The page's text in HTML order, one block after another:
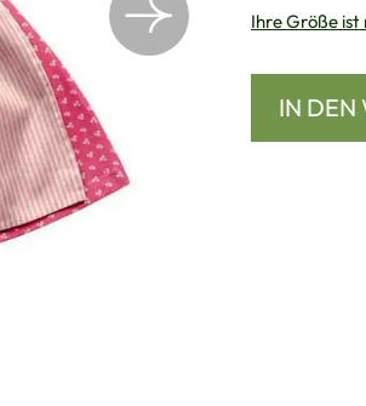
Ihre Größe
IN DEN